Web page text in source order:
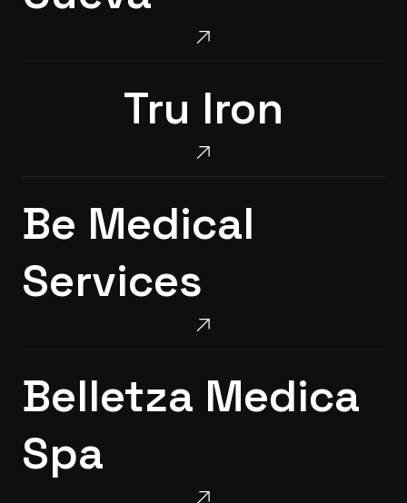
Tru Iron
Medical
Services
Be Medical
Services
Medica
Spa
Belletza Medica
Spa